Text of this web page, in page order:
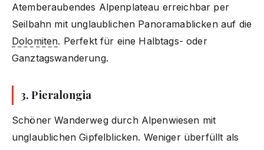
Atemberaubendes Alpenplateau erreichbar per
Seilbahn mit unglaublichen Panoramablicken auf die
Dolomiten. Perfekt für eine Halbtags- oder
Ganztagswanderung.
3.Pieralongia
Schöner Wanderweg durch Alpenwiesen mit
unglaublichen Gipfelblicken. Weniger überfüllt als